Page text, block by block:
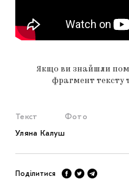
Якщо ви знайшли
фрагмент тексту
Текст
Уляна Калуш
Фото
Поділитися